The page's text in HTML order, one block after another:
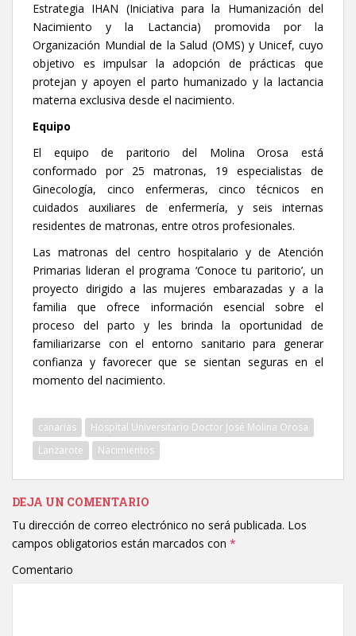
Estrategia IHAN (Iniciativa para la Humanización del
Nacimiento y la Lactancia) promovida por la
Organización Mundial de la Salud (OMS) y Unicef, cuyo
objetivo es impulsar la adopción de prácticas que
protejan y apoyen el parto humanizado y la lactancia
materna exclusiva desde el nacimiento.
Equipo
El equipo de paritorio del Molina Orosa está
conformado por 25 matronas, 19 especialistas de
Ginecología, cinco enfermeras, cinco técnicos en
cuidados auxiliares de enfermería, y seis internas
residentes de matronas, entre otros profesionales.
Las matronas del centro hospitalario y de Atención
Primarias lideran el programa ‘Conoce tu paritorio’, un
proyecto dirigido a las mujeres embarazadas y a la
familia que ofrece información esencial sobre el
proceso del parto y les brinda la oportunidad de
familiarizarse con el entorno sanitario para generar
confianza y favorecer que se sientan seguras en el
momento del nacimiento.
canarias
Hospital Universitario Doctor José Molina Orosa
Lanzarote
Nacimientos
DEJA UN COMENTARIO
Tu dirección de correo electrónico no será publicada. Los
campos obligatorios están marcados con *
Comentario